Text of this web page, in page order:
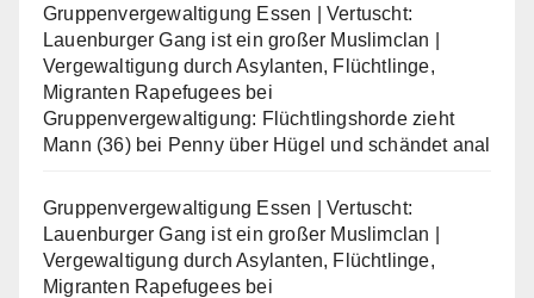
Gruppenvergewaltigung Essen | Vertuscht:
Lauenburger Gang ist ein großer Muslimclan |
Vergewaltigung durch Asylanten, Flüchtlinge,
Migranten Rapefugees bei
Gruppenvergewaltigung: Flüchtlingshorde zieht
Mann (36) bei Penny über Hügel und schändet anal
Gruppenvergewaltigung Essen | Vertuscht:
Lauenburger Gang ist ein großer Muslimclan |
Vergewaltigung durch Asylanten, Flüchtlinge,
Migranten Rapefugees bei